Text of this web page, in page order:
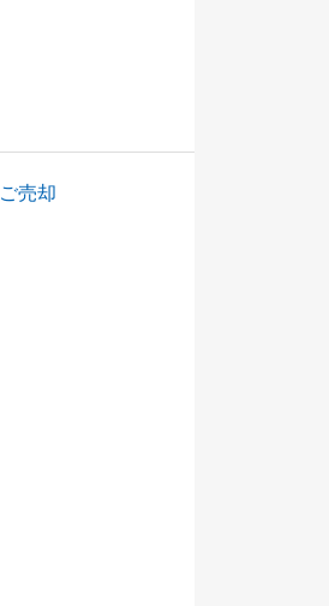
ご売却